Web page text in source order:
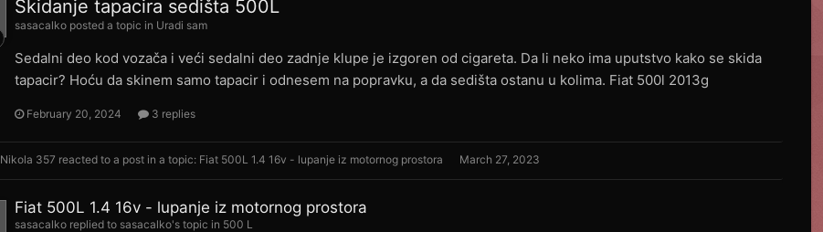
Skidanje tapacira sedišta 500L
sasacalko posted a topic in Uradi sam
Sedalni deo kod vozača i veći sedalni deo zadnje klupe je izgoren od cigareta. Da li neko ima uputstvo kako se skida
tapacir? Hoću da skinem samo tapacir i odnesem na popravku, a da sedišta ostanu u kolima. Fiat 500l 2013g
February 20, 2024 3 replies
Nikola 357 reacted to a post in a topic: Fiat 500L 1.4 16v - lupanje iz motornog prostora March 27, 2023
Fiat 500L 1.4 16v - lupanje iz motornog prostora
sasacalko replied to sasacalko's topic in 500 L